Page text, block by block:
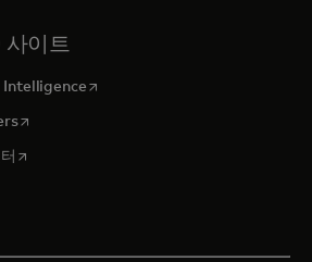
사이트
Intelligence새 탭에서 열림
새 탭에서 열림
새 탭에서 열림
서 열림